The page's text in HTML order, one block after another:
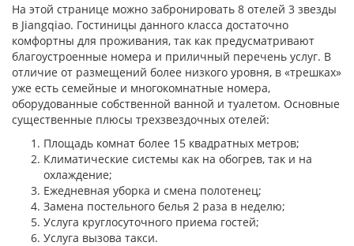
На этой странице можно забронировать 8 отелей 3 звезды
в Jiangqiao. Гостиницы данного класса достаточно
комфортны для проживания, так как предусматривают
благоустроенные номера и приличный перечень услуг. В
отличие от размещений более низкого уровня, в «трешках»
уже есть семейные и многокомнатные номера,
оборудованные собственной ванной и туалетом. Основные
существенные плюсы трехзвездочных отелей:
Площадь комнат более 15 квадратных метров;
Климатические системы как на обогрев, так и на
охлаждение;
Ежедневная уборка и смена полотенец;
Замена постельного белья 2 раза в неделю;
Услуга круглосуточного приема гостей;
Услуга вызова такси.